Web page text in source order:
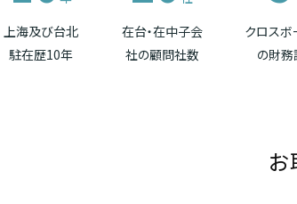
上海及び台北
駐在歴10年
在台・在中子会
社の顧問社数
クロス
の財